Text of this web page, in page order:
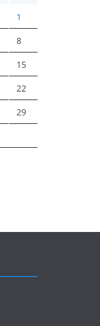
1
8
15
22
29